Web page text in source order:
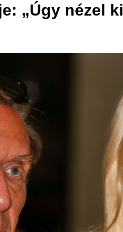
„Úgy nézel